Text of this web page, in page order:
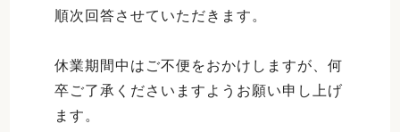
順次回答させていただきます。
休業期間中はご不便をおかけしますが、何
卒ご了承くださいますようお願い申し上げ
ます。